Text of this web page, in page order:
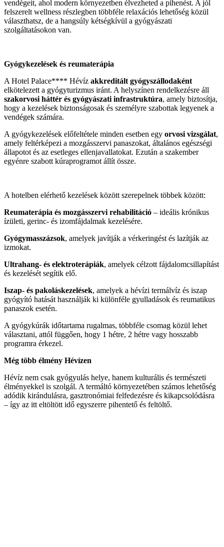
vendégeit, ahol modern környezetben élvezheted a pihenést. A jól
felszerelt wellness részlegben többféle relaxációs lehetőség közül
választhatsz, de a hangsúly kétségkívül a gyógyászati
szolgáltatásokon van.
Gyógykezelések és reumaterápia
A Hotel Palace**** Hévíz akkreditált gyógyszállodaként
elkötelezett a gyógyturizmus iránt. A helyszínen rendelkezésre áll
szakorvosi háttér és gyógyászati infrastruktúra, amely biztosítja,
hogy a kezelések biztonságosak és személyre szabottak legyenek a
vendégek számára.
A gyógykezelések előfeltétele minden esetben egy orvosi vizsgálat,
amely feltérképezi a mozgásszervi panaszokat, általános egészségi
állapotot és az esetleges ellenjavallatokat. Ezután a szakember
egyénre szabott kúraprogramot állít össze.
A hotelben elérhető kezelések között szerepelnek többek között:
Reumaterápia és mozgásszervi rehabilitáció – ideális krónikus
ízületi, gerinc- és izomfájdalmak kezelésére.
Gyógymasszázsok, amelyek javítják a vérkeringést és lazítják az
izmokat.
Ultrahang- és elektroterápiák, amelyek célzott fájdalomcsillapítást
és kezelését segítik elő.
Iszap- és pakoláskezelések, amelyek a hévízi termálvíz és iszap
gyógyító hatását használják ki különféle gyulladások és reumatikus
panaszok esetén.
A gyógykúrák időtartama rugalmas, többféle csomag közül lehet
választani, attól függően, hogy 1 hétre, 2 hétre vagy hosszabb
programra érkezel.
Még több élmény Hévízen
Hévíz nem csak gyógyulás helye, hanem kulturális és természeti
élményekkel is szolgál. A termáltó környezetében számos lehetőség
adódik kirándulásra, gasztronómiai felfedezésre és kikapcsolódásra
– így az itt eltöltött idő egyszerre pihentető és feltöltő.